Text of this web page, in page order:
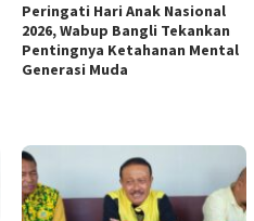
Peringati Hari Anak Nasional
2026, Wabup Bangli Tekankan
Pentingnya Ketahanan Mental
Generasi Muda